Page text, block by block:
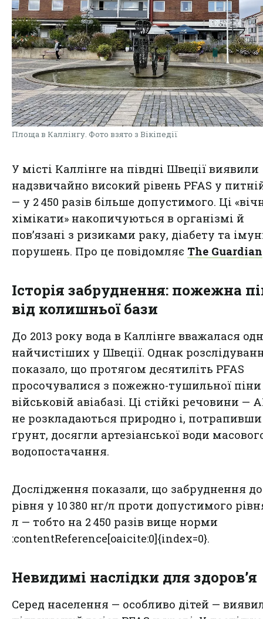
Площа в Каллінгу. Фото взято з Вікіпедії
У місті Каллінге на півдні Швеції виявили
надзвичайно високий рівень PFAS у
— у 2 450 разів більше допустимого. Ці «
хімікати» накопичуються в організмі й
пов’язані з ризиками раку, діабету та
порушень. Про це повідомляє The Guardian
Історія забруднення: пожежна
від колишньої бази
До 2013 року вода в Каллінге вважалася
найчистіших у Швеції. Однак
показало, що протягом десятиліть PFAS
просочувалися з пожежно-тушильної
військовій авіабазі. Ці стійкі речовини —
не розкладаються природно і,
ґрунт, досягли артезіанської води
водопостачання.
Дослідження показали, що забруднення
рівня у 10 380 нг/л проти допустимого
л — тобто на 2 450 разів вище норми
:contentReference[oaicite:0]{index=0}.
Невидимі наслідки для здоров’я
Серед населення — особливо дітей —